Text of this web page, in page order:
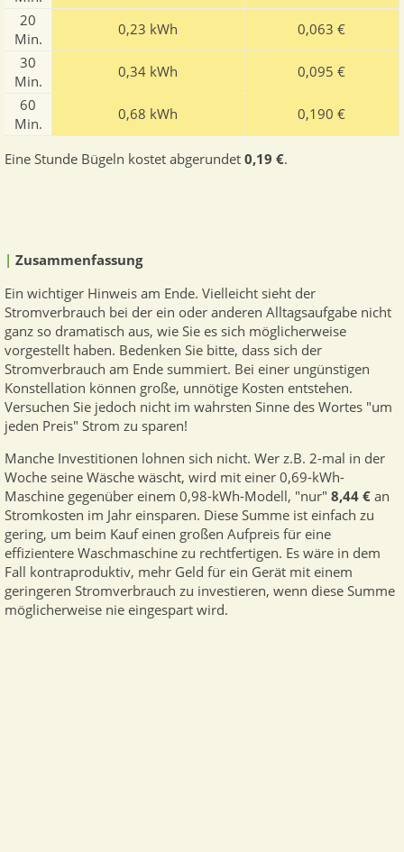
20
Min.
0,23 kWh
0,063 €
30
Min.
0,34 kWh
0,095 €
60
Min.
0,68 kWh 0,190 €
Eine Stunde Bügeln kostet abgerundet0,19 €.
| Zusammenfassung
Ein wichtiger Hinweis am Ende. Vielleicht sieht der
Stromverbrauch bei der ein oder anderen Alltagsaufgabe nicht
ganz so dramatisch aus, wie Sie es sich möglicherweise
vorgestellt haben. Bedenken Sie bitte, dass sich der
Stromverbrauch am Ende summiert. Bei einer ungünstigen
Konstellation können große, unnötige Kosten entstehen.
Versuchen Sie jedoch nicht im wahrsten Sinne des Wortes "um
jeden Preis" Strom zu sparen!
Manche Investitionen lohnen sich nicht. Wer z.B. 2-mal in der
Woche seine Wäsche wäscht, wird mit einer 0,69-kWh-
Maschine gegenüber einem 0,98-kWh-Modell, "nur" 8,44 €an
Stromkosten im Jahr einsparen. Diese Summe ist einfach zu
gering, um beim Kauf einen großen Aufpreis für eine
effizientere Waschmaschine zu rechtfertigen. Es wäre in dem
Fall kontraproduktiv, mehr Geld für ein Gerät mit einem
geringeren Stromverbrauch zu investieren, wenn diese Summe
möglicherweise nie eingespart wird.